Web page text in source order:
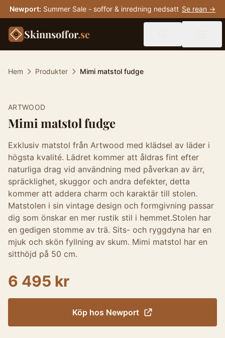
Newport: Summer Sale - soffor & inredning nedsatt Se rean →
Skinnsoffor.se
Hem Produkter Mimi matstol fudge
ARTWOOD
Mimi matstol fudge
Exklusiv matstol från Artwood med klädsel av läder i
högsta kvalité. Lädret kommer att åldras fint efter
naturliga drag vid användning med påverkan av ärr,
spräcklighet, skuggor och andra defekter, detta
kommer att addera charm och karaktär till stolen.
Matstolen i sin vintage design och formgivning passar
dig som önskar en mer rustik stil i hemmet.Stolen har
en gedigen stomme av trä. Sits- och ryggdyna har en
mjuk och skön fyllning av skum. Mimi matstol har en
sitthöjd på 50 cm.
6 495 kr
Köp hos Newport